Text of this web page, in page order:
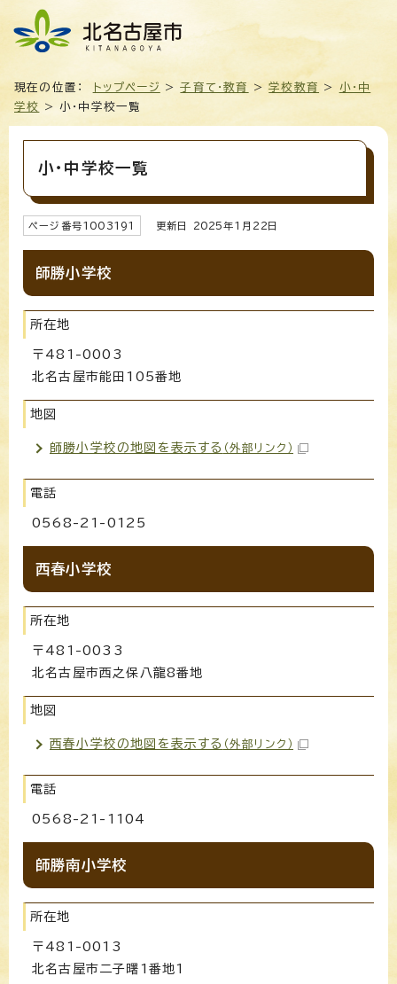
現在の位置： トップページ >子育て・教育 >学校教育 > 小・中
学校
> 小・中学校一覧
小・中学校一覧
ページ番号1003191 更新日 2025年1月 22 日
師勝小学校
所在地
〒481-0003
北名古屋市能田105番地
地図
師勝小学校の地図を表示する （外部リンク）
電話
0568-21-0125
西春小学校
所在地
〒481-0033
北名古屋市西之保八龍8番地
地図
西春小学校の地図を表示する （外部リンク）
電話
0568-21-1104
師勝南小学校
所在地
〒481-0013
北名古屋市二子曙1番地1